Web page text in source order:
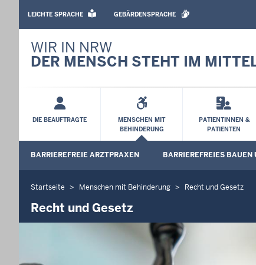
SPRACHEN
LEICHTE SPRACHE GEBÄRDENSPRACHE
WIR IN NRW
DER MENSCH STEHT IM
Hauptmenü
DIE BEAUFTRAGTE
MENSCHEN MIT
BEHINDERUNG
PATIENTINNEN &
PATIENTEN
BARRIEREFREIE ARZTPRAXEN BARRIEREFREIES BAUEN
Sie
befinden
Startseite Menschen mit Behinderung Recht und Gesetz
Recht und Gesetz